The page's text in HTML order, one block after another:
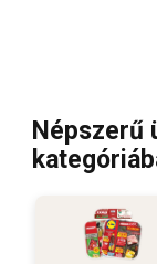
Népszerű